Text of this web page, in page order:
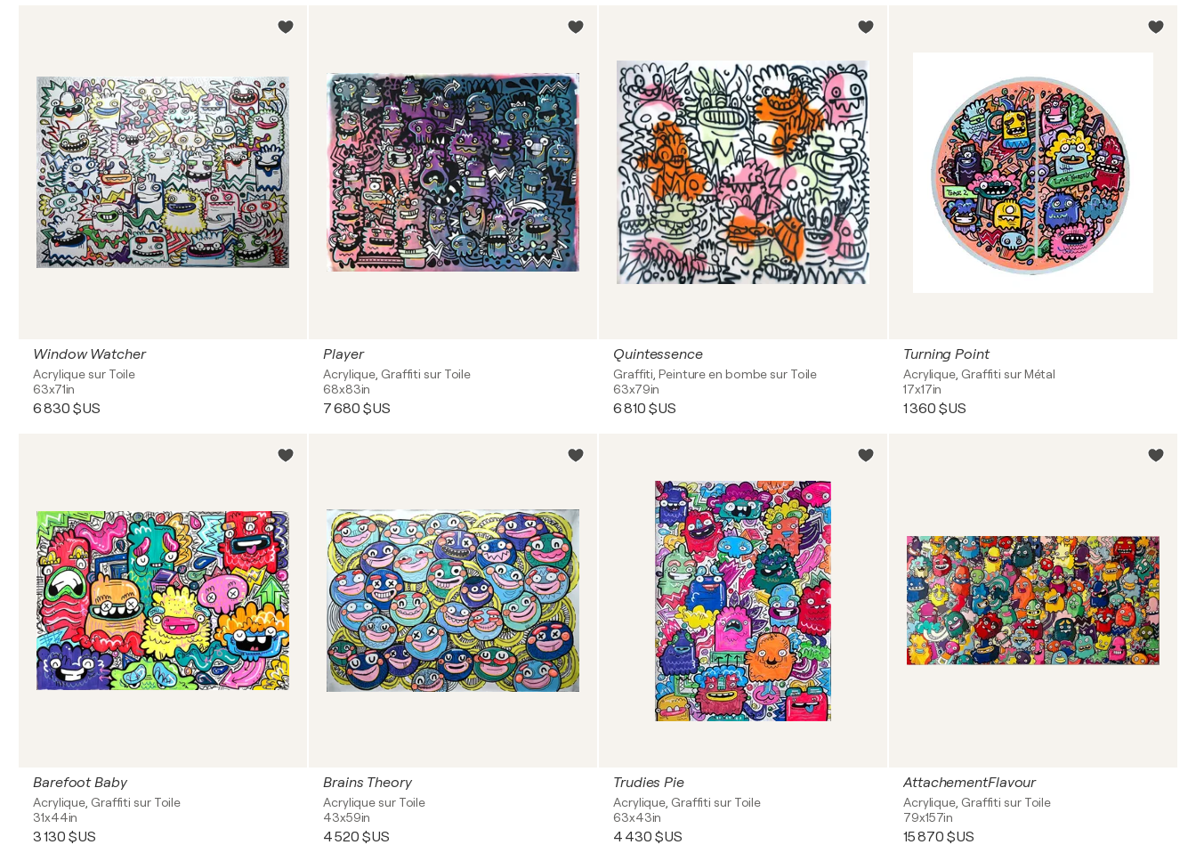
Window Watcher
Acrylique sur Toile
63x71in
6 830 $US
Player
Acrylique, Graffiti sur Toile
68x83in
7 680 $US
Quintessence
Graffiti, Peinture en bombe sur Toile
63x79in
6 810 $US
Turning Point
Acrylique, Graffiti sur Métal
17x17in
1 360 $US
Barefoot Baby
Acrylique, Graffiti sur Toile
31x44in
3 130 $US
Brains Theory
Acrylique sur Toile
43x59in
4 520 $US
Trudies Pie
Acrylique, Graffiti sur Toile
63x43in
4 430 $US
AttachementFlavour
Acrylique, Graffiti sur Toile
79x157in
15 870 $US